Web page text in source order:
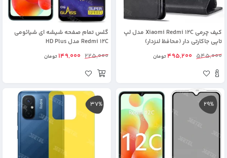
کیف چرمی Xiaomi Redmi 12C مدل لپ
تاپی جاکارتی دار (محافظ لنزدار)
545,000
495,200تومان
گلس تمام صفحه شیشه ای شیائومی
Redmi 12C مدل HD Plus
225,000
149,000تومان
29%
37%